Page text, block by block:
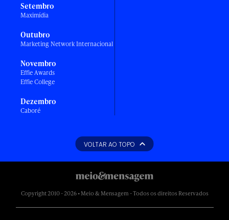
Setembro
Maximídia
Outubro
Marketing Network Internacional
Novembro
Effie Awards
Effie College
Dezembro
Caboré
VOLTAR AO TOPO
Copyright 2010 - 2026 • Meio & Mensagem - Todos os direitos Reservados